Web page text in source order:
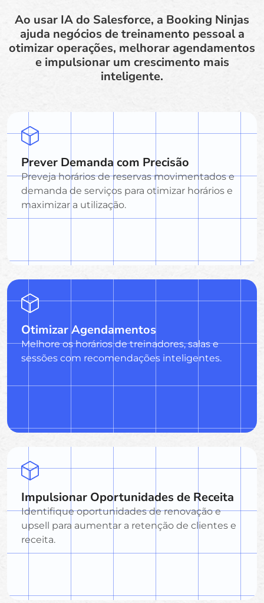
Ao usar IA do Salesforce, a Booking Ninjas
ajuda negócios de treinamento pessoal a
otimizar operações, melhorar agendamentos
e impulsionar um crescimento mais
inteligente.
Prever Demanda com Precisão
Preveja horários de reservas movimentados e
demanda de serviços para otimizar horários e
maximizar a utilização.
Otimizar Agendamentos
Melhore os horários de treinadores, salas e
sessões com recomendações inteligentes.
Impulsionar Oportunidades de Receita
Identifique oportunidades de renovação e
upsell para aumentar a retenção de clientes e
receita.